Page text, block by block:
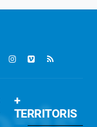
+
TERRITORIS